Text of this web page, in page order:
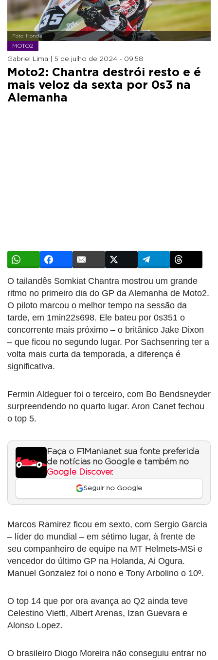
Foto: Honda
MOTO2
Gabriel Lima | 5 de julho de 2024 - 09:58
Moto2: Chantra destrói resto e é
mais veloz da sexta por 0s3 na
Alemanha
O tailandês Somkiat Chantra mostrou um grande
ritmo no primeiro dia do GP da Alemanha de Moto2.
O piloto marcou o melhor tempo na sessão da
tarde, em 1min22s698. Ele bateu por 0s351 o
concorrente mais próximo – o britânico Jake Dixon
– que ficou no segundo lugar. Por Sachsenring ter a
volta mais curta da temporada, a diferença é
significativa.
Fermin Aldeguer foi o terceiro, com Bo Bendsneyder
surpreendendo no quarto lugar. Aron Canet fechou
o top 5.
Faça o F1Mania.net sua fonte preferida
de notícias no Google e também no
Google Discover.
Seguir no Google
Marcos Ramirez ficou em sexto, com Sergio Garcia
– líder do mundial – em sétimo lugar, à frente de
seu companheiro de equipe na MT Helmets-MSi e
vencedor do último GP na Holanda, Ai Ogura.
Manuel Gonzalez foi o nono e Tony Arbolino o 10º.
O top 14 que por ora avança ao Q2 ainda teve
Celestino Vietti, Albert Arenas, Izan Guevara e
Alonso Lopez.
O brasileiro Diogo Moreira não conseguiu entrar no